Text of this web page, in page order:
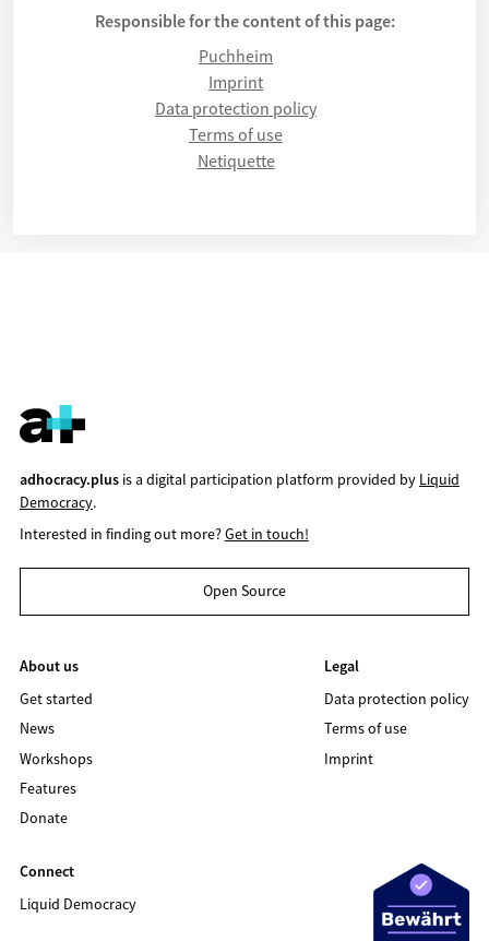
Responsible for the content of this page:
Puchheim
Imprint
Data protection policy
Terms of use
Netiquette
adhocracy.plusis a digital participation platform provided by Liquid
Democracy.
Interested in finding out more?Get in touch!
Open Source
About us
Get started
News
Workshops
Features
Donate
Legal
Data protection policy
Terms of use
Imprint
Connect
Liquid Democracy